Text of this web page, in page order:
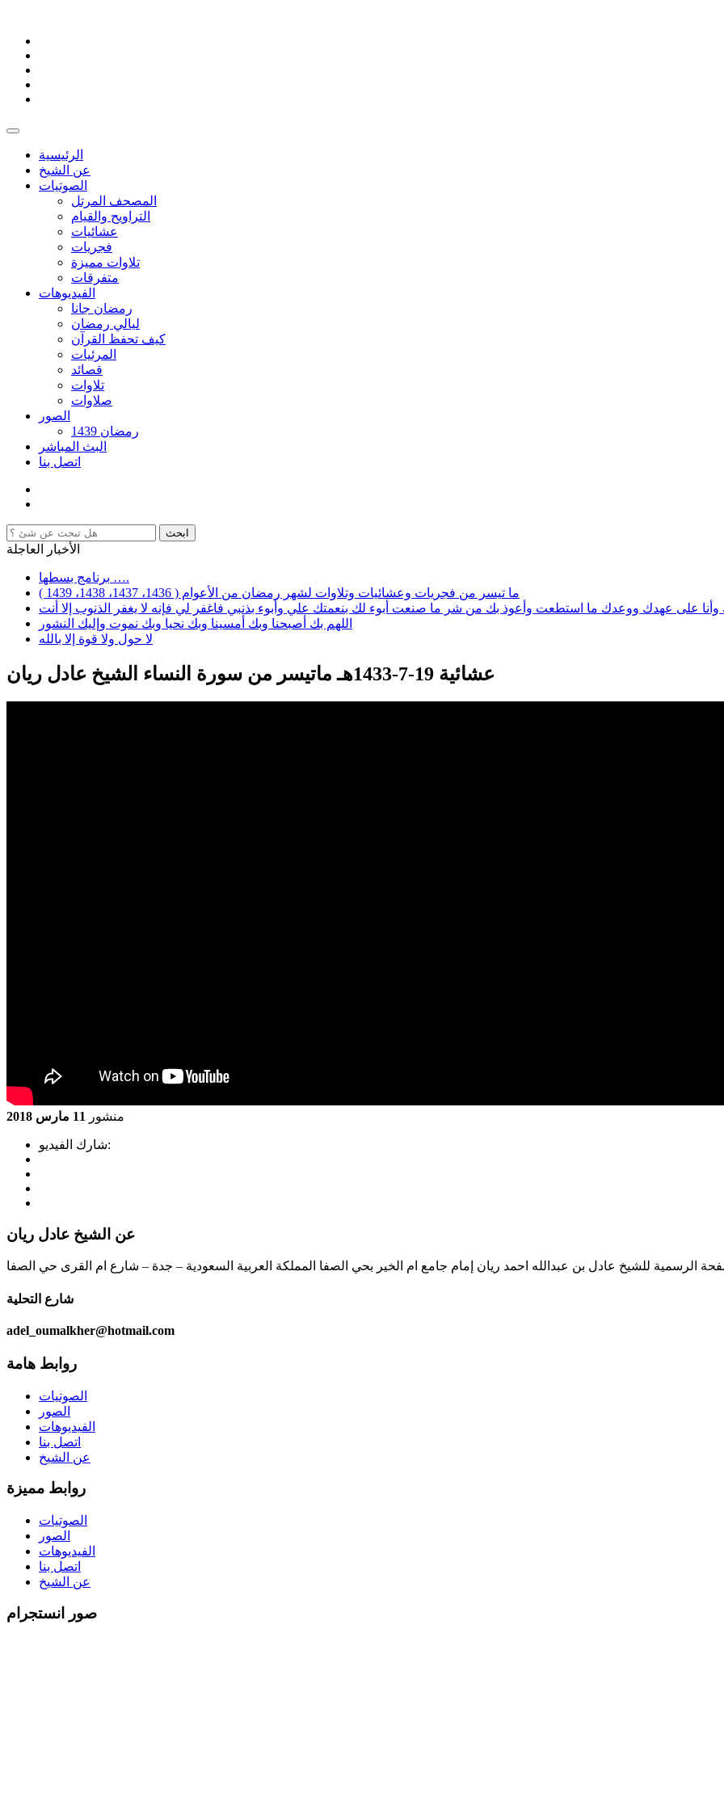
الرئيسية
عن الشيخ
الصوتيات
المصحف المرتل
التراويح والقيام
عشائيات
فجريات
تلاوات مميزة
متفرقات
الفيديوهات
رمضان جانا
ليالي رمضان
كيف تحفظ القرآن
المرئيات
قصائد
تلاوات
صلاوات
الصور
رمضان 1439
البث المباشر
اتصل بنا
الأخبار العاجلة
برنامج بسطها ….
ما تيسر من فجريات وعشائيات وتلاوات لشهر رمضان من الأعوام ( 1436، 1437، 1438، 1439 )
وأنا على عهدك ووعدك ما استطعت وأعوذ بك من شر ما صنعت أبوء لك بنعمتك علي وأبوء بذنبي فاغفر لي فإنه لا يغفر الذنوب إلا أنت
اللهم بك أصبحنا وبك أمسينا وبك نحيا وبك نموت وإليك النشور
لا حول ولا قوة إلا بالله
عشائية 19-7-1433هـ ماتيسر من سورة النساء الشيخ عادل ريان
منشور 11 مارس 2018
شارك الفيديو:
عن الشيخ عادل ريان
الرسمية للشيخ عادل بن عبدالله احمد ريان إمام جامع ام الخير بحي الصفا المملكة العربية السعودية – جدة – شارع ام القرى حي الصفا
شارع التحلية
adel_oumalkher@hotmail.com
روابط هامة
الصوتيات
الصور
الفيديوهات
اتصل بنا
عن الشيخ
روابط مميزة
الصوتيات
الصور
الفيديوهات
اتصل بنا
عن الشيخ
صور انستجرام